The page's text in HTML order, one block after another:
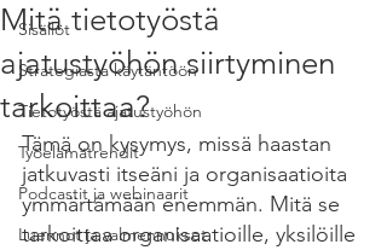
Sisällöt
Strategiasta käytäntöön
Tietotyöstä ajatustyöhön
Työelämätrendit
Podcastit ja webinaarit
Luennot ja valmennukset
Mitä tietotyöstä
ajatustyöhön siirtyminen
tarkoittaa?
Tämä on kysymys, missä haastan
jatkuvasti itseäni ja organisaatioita
ymmärtämään enemmän. Mitä se
tarkoittaa organisaatioille, yksilöille